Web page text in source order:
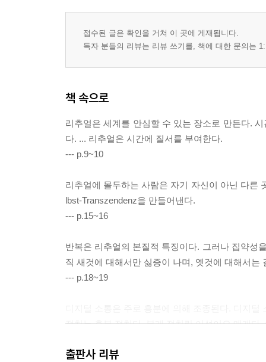
접수된 글은 확인을 거쳐 이 곳에 게재됩니다.
독자 분들의 리뷰는 리뷰 쓰기를, 책에 대한 문의는
책 속으로
리추얼은 세계를 안심할 수 있는 장소로 만든다.
다. ... 리추얼은 시간에 질서를 부여한다.
--- p.9~10
리추얼에 몰두하는 사람은 자기 자신이 아닌 다른
lbst-Transzendenz을 만들어낸다.
--- p.15~16
반복은 리추얼의 본질적 특징이다. 그러나 집약성
직 새것에 대해서만 싫증이 나며, 옛것에 대해서는
--- p.18~19
정치는 흥분 정치다. 본래 정치란 이성이요 매개
출판사 리뷰